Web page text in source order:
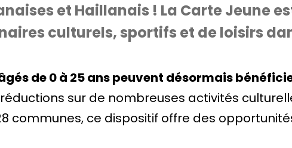
et Haillanais ! La Carte Jeune
culturels, sportifs et de loisirs
de 0 à 25 ans peuvent désormais
sur de nombreuses activités
communes, ce dispositif offre des